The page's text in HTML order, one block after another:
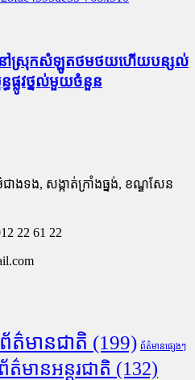
នៅ​ស្រុក​សំឡូត​ថមថយ​ហើយ​បន្សល់​
ធ​ផ្លូវថ្នល់​មួយ​ចំនួន
ាងទង, សង្កាត់ក្រាំងធ្នង់, ខណ្ឌសែន
22 61 22
ព័ត៌មានជាតិ (199) ព័ត៌មានផ្សេងៗ
ព័ត៌មានអន្តរជាតិ (132)